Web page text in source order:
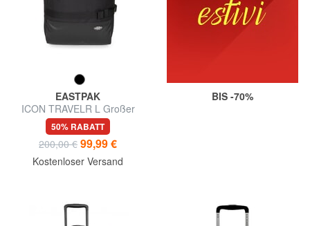
EASTPAK
ICON TRAVELR L Großer
Trolley
50% RABATT
200,00 € 99,99 €
Kostenloser Versand
BIS -70%